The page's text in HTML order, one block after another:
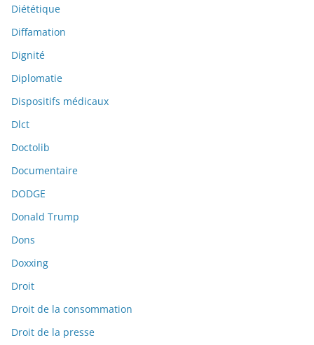
Diététique
Diffamation
Dignité
Diplomatie
Dispositifs médicaux
Dlct
Doctolib
Documentaire
DODGE
Donald Trump
Dons
Doxxing
Droit
Droit de la consommation
Droit de la presse